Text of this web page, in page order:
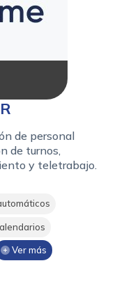
de personal
de turnos,
y teletrabajo.
Ver más